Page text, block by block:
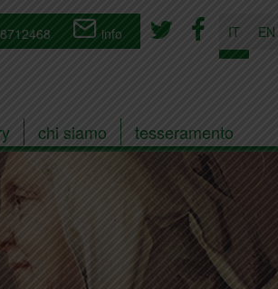
info IT EN
chi siamo tesseramento